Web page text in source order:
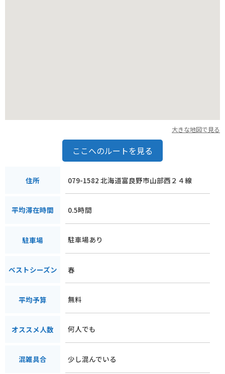
大きな地図で見る
ここへのルートを見る
住所 079-1582 北海道富良野市山部西２４線
平均滞在時間 0.5時間
駐車場 駐車場あり
ベストシーズン 春
平均予算 無料
オススメ人数 何人でも
混雑具合 少し混んでいる